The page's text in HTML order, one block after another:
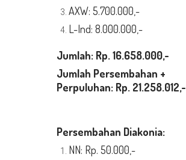
AXW: 5.700.000,-
L-Ind: 8.000.000,-
Jumlah: Rp. 16.658.000,-
Jumlah Persembahan +
Perpuluhan: Rp. 21.258.012,-
Persembahan Diakonia:
NN: Rp. 50.000,-